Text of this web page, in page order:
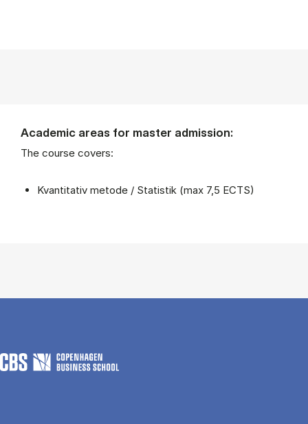
Academic areas for master admission:
The course covers:
Kvantitativ metode / Statistik (max 7,5 ECTS)